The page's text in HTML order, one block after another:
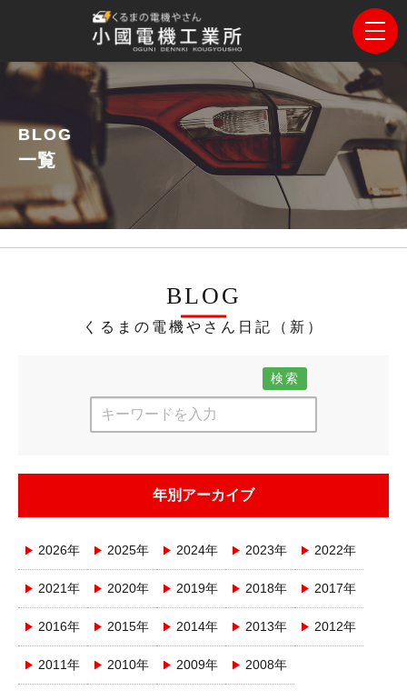
BLOG
一覧
BLOG
くるまの電機やさん日記（新）
検索
年別アーカイブ
2026年 2025年 2024年 2023年 2022年
2021年 2020年 2019年 2018年 2017年
2016年 2015年 2014年 2013年 2012年
2011年 2010年 2009年 2008年